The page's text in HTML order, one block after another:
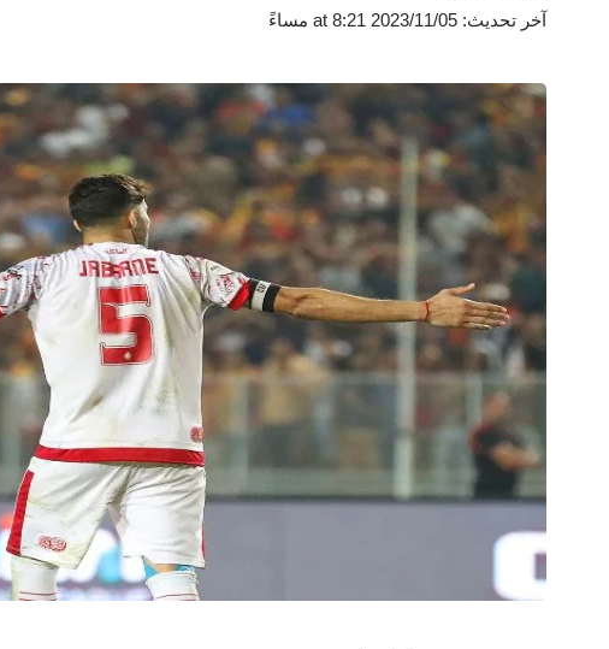
آخر تحديث: 2023/11/05 at 8:21 مساءً